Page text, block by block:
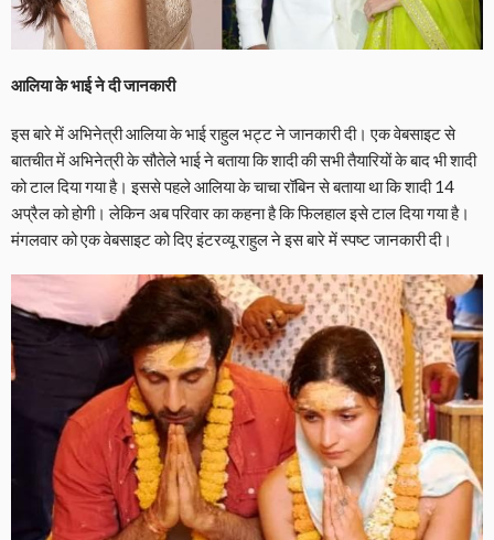
आलिया के भाई ने दी जानकारी
इस बारे में अभिनेत्री आलिया के भाई राहुल भट्ट ने जानकारी दी। एक वेबसाइट से
बातचीत में अभिनेत्री के सौतेले भाई ने बताया कि शादी की सभी तैयारियों के बाद भी शादी
को टाल दिया गया है। इससे पहले आलिया के चाचा रॉबिन से बताया था कि शादी 14
अप्रैल को होगी। लेकिन अब परिवार का कहना है कि फिलहाल इसे टाल दिया गया है।
मंगलवार को एक वेबसाइट को दिए इंटरव्यू राहुल ने इस बारे में स्पष्ट जानकारी दी।